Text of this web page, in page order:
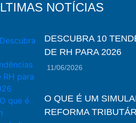
NOTÍCIAS
DESCUBRA 10
DE RH PARA 2026
11/06/2026
O QUE É UM
REFORMA